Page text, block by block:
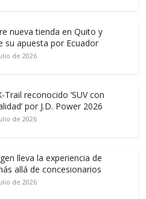
nueva tienda en Quito y
su apuesta por Ecuador
de 2026
Trail reconocido ‘SUV con
por J.D. Power 2026
de 2026
lleva la experiencia de
allá de concesionarios
de 2026